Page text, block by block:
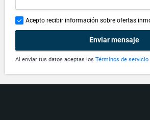
Acepto recibir información sobre ofertas
Enviar mensaje
Al enviar tus datos aceptas los Términos de servicio